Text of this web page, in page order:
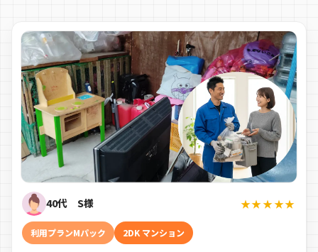
40代 S様 ★★★★★
利用プランMパック 2DK マンション